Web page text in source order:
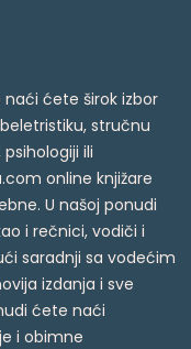
naći ćete širok izbor
stručnu
ili
online knjižare
U našoj ponudi
i rečnici, vodiči i
saradnji sa vodećim
izdanja i sve
ćete naći
i obimne